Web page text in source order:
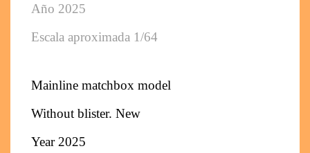
Año 2025
Escala aproximada 1/64
Mainline matchbox model
Without blister. New
Year 2025